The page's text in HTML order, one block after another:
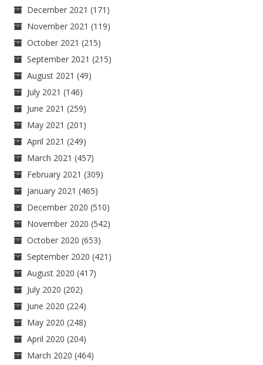
December 2021 (171)
November 2021 (119)
October 2021 (215)
September 2021 (215)
August 2021 (49)
July 2021 (146)
June 2021 (259)
May 2021 (201)
April 2021 (249)
March 2021 (457)
February 2021 (309)
January 2021 (465)
December 2020 (510)
November 2020 (542)
October 2020 (653)
September 2020 (421)
August 2020 (417)
July 2020 (202)
June 2020 (224)
May 2020 (248)
April 2020 (204)
March 2020 (464)